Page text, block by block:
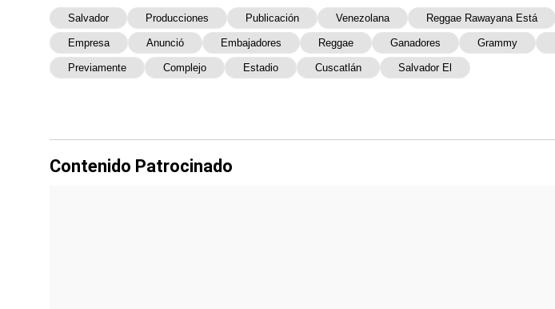
Salvador Producciones Publicación Venezolana Reggae Rawayana Está
Empresa Anunció Embajadores Reggae Ganadores Grammy
Previamente Complejo Estadio Cuscatlán Salvador El
Contenido Patrocinado